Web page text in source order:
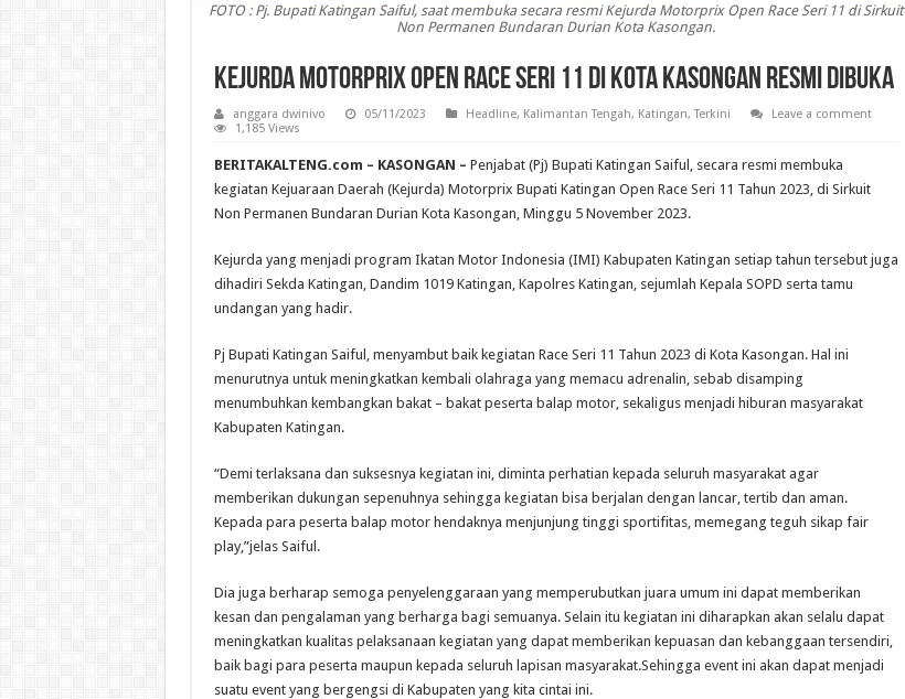
FOTO : Pj. Bupati Katingan Saiful, saat membuka secara resmi Kejurda Motorprix Open Race Seri 11 di Sirkuit
Non Permanen Bundaran Durian Kota Kasongan.
Kejurda Motorprix Open Race Seri 11 Di Kota Kasongan Resmi Dibuka
anggara dwinivo 05/11/2023 Headline, Kalimantan Tengah, Katingan,Terkini
Leave a comment
1,185 Views
BERITAKALTENG.com – KASONGAN – Penjabat (Pj) Bupati Katingan Saiful, secara resmi membuka
kegiatan Kejuaraan Daerah (Kejurda) Motorprix Bupati Katingan Open Race Seri 11 Tahun 2023, di Sirkuit
Non Permanen Bundaran Durian Kota Kasongan, Minggu 5 November 2023.
Kejurda yang menjadi program Ikatan Motor Indonesia (IMI) Kabupaten Katingan setiap tahun tersebut juga
dihadiri Sekda Katingan, Dandim 1019 Katingan, Kapolres Katingan, sejumlah Kepala SOPD serta tamu
undangan yang hadir.
Pj Bupati Katingan Saiful, menyambut baik kegiatan Race Seri 11 Tahun 2023 di Kota Kasongan. Hal ini
menurutnya untuk meningkatkan kembali olahraga yang memacu adrenalin, sebab disamping
menumbuhkan kembangkan bakat – bakat peserta balap motor, sekaligus menjadi hiburan masyarakat
Kabupaten Katingan.
“Demi terlaksana dan suksesnya kegiatan ini, diminta perhatian kepada seluruh masyarakat agar
memberikan dukungan sepenuhnya sehingga kegiatan bisa berjalan dengan lancar, tertib dan aman.
Kepada para peserta balap motor hendaknya menjunjung tinggi sportifitas, memegang teguh sikap fair
play,”jelas Saiful.
Dia juga berharap semoga penyelenggaraan yang memperubutkan juara umum ini dapat memberikan
kesan dan pengalaman yang berharga bagi semuanya. Selain itu kegiatan ini diharapkan akan selalu dapat
meningkatkan kualitas pelaksanaan kegiatan yang dapat memberikan kepuasan dan kebanggaan tersendiri,
baik bagi para peserta maupun kepada seluruh lapisan masyarakat.Sehingga event ini akan dapat menjadi
suatu event yang bergengsi di Kabupaten yang kita cintai ini.